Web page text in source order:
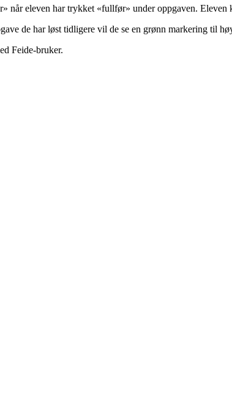
når eleven har trykket «fullfør» under oppgaven.
de har løst tidligere vil de se en grønn markering til
Feide-bruker.